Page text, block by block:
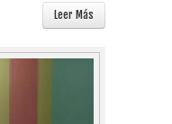
Leer Más